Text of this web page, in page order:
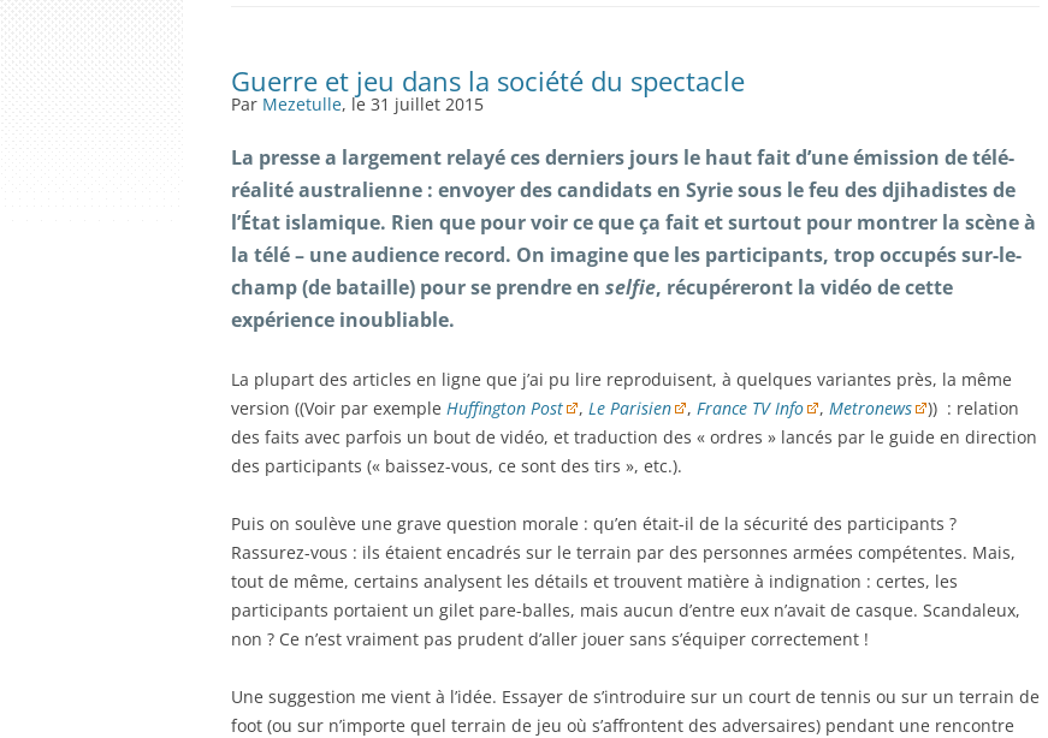
Guerre et jeu dans la société du spectacle
Par Mezetulle, le 31 juillet 2015
La presse a largement relayé ces derniers jours le haut fait d’une émission de télé-
réalité australienne : envoyer des candidats en Syrie sous le feu des djihadistes de
l’État islamique. Rien que pour voir ce que ça fait et surtout pour montrer la scène à
la télé – une audience record. On imagine que les participants, trop occupés sur-le-
champ (de bataille) pour se prendre en selfie, récupéreront la vidéo de cette
expérience inoubliable.
La plupart des articles en ligne que j’ai pu lire reproduisent, à quelques variantes près, la même
version ((Voir par exemple Huffington Post , Le Parisien , France TV Info , Metronews
)) : relation
des faits avec parfois un bout de vidéo, et traduction des « ordres » lancés par le guide en direction
des participants (« baissez-vous, ce sont des tirs », etc.).
Puis on soulève une grave question morale : qu’en était-il de la sécurité des participants ?
Rassurez-vous : ils étaient encadrés sur le terrain par des personnes armées compétentes. Mais,
tout de même, certains analysent les détails et trouvent matière à indignation : certes, les
participants portaient un gilet pare-balles, mais aucun d’entre eux n’avait de casque. Scandaleux,
non ? Ce n’est vraiment pas prudent d’aller jouer sans s’équiper correctement !
Une suggestion me vient à l’idée. Essayer de s’introduire sur un court de tennis ou sur un terrain de
foot (ou sur n’importe quel terrain de jeu où s’affrontent des adversaires) pendant une rencontre